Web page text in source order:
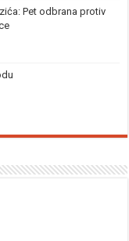
Pet odbrana protiv